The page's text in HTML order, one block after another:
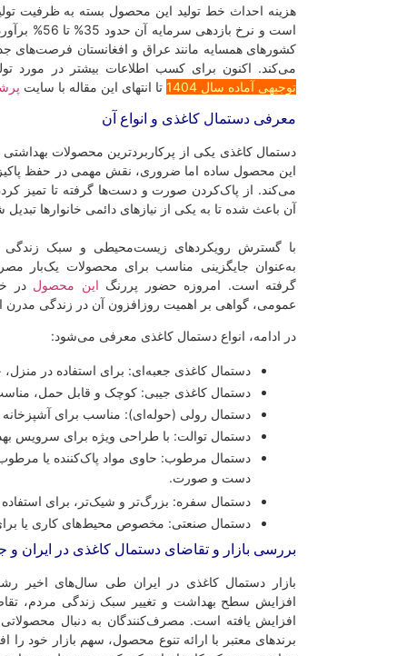
است و نرخ
کشورهای همسایه مانند عراق و افغانستان فرصت‌های
می‌کند. اکنون برای کسب اطلاعات بیشتر در مورد
توجیهی آماده سال 1404
تا انتهای این مقاله با سایت
معرفی دستمال کاغذی و انواع آن
دستمال کاغذی یکی از پرکاربردترین محصولات
این محصول ساده اما ضروری، نقش مهمی در حفظ
می‌کند. از پاک‌کردن صورت و دست‌ها گرفته تا تمیز
آن باعث شده تا به یکی از نیازهای دائمی خانوارها تبدیل
با گسترش رویکردهای زیست‌محیطی و سبک زندگی
به‌عنوان جایگزینی مناسب برای محصولات یک‌بار
گرفته است. امروزه حضور پررنگ این محصول در
عمومی، گواهی بر اهمیت روزافزون آن در زندگی
در ادامه، انواع دستمال کاغذی معرفی می‌شود:
دستمال کاغذی جعبه‌ای: برای استفاده در منزل،
دستمال کاغذی جیبی: کوچک و قابل حمل،
دستمال رولی (حوله‌ای): مناسب برای
دستمال توالت: با طراحی ویژه برای سرویس
دستمال مرطوب: حاوی مواد پاک‌کننده یا
دست و صورت.
دستمال سفره: بزرگ‌تر و شیک‌تر، برای استفاده
دستمال صنعتی: مخصوص محیط‌های کاری یا
بررسی بازار و تقاضای دستمال کاغذی در ایران و
بازار دستمال کاغذی در ایران طی سال‌های اخیر
افزایش سطح بهداشت و تغییر سبک زندگی مردم،
افزایش یافته است. مصرف‌کنندگان به دنبال
برندهای معتبر با ارائه تنوع محصول، سهم بازار خود